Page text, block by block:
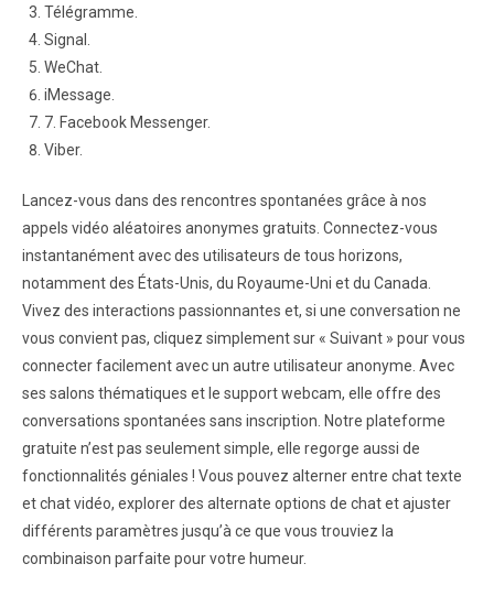
Télégramme.
Signal.
WeChat.
iMessage.
7. Facebook Messenger.
Viber.
Lancez-vous dans des rencontres spontanées grâce à nos
appels vidéo aléatoires anonymes gratuits. Connectez-vous
instantanément avec des utilisateurs de tous horizons,
notamment des États-Unis, du Royaume-Uni et du Canada.
Vivez des interactions passionnantes et, si une conversation ne
vous convient pas, cliquez simplement sur « Suivant » pour vous
connecter facilement avec un autre utilisateur anonyme. Avec
ses salons thématiques et le support webcam, elle offre des
conversations spontanées sans inscription. Notre plateforme
gratuite n’est pas seulement simple, elle regorge aussi de
fonctionnalités géniales ! Vous pouvez alterner entre chat texte
et chat vidéo, explorer des alternate options de chat et ajuster
différents paramètres jusqu’à ce que vous trouviez la
combinaison parfaite pour votre humeur.